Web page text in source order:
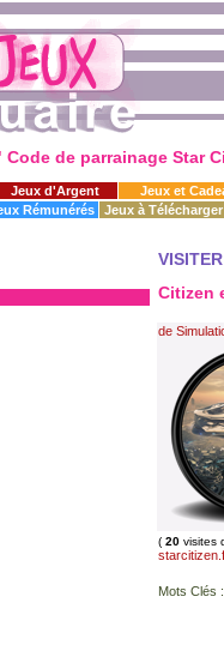
Code de parrainage Star
Jeux d'Argent
Jeux et
Rémunérés Jeux à Télécharger
Citizen
de
( 20 visites
Mots Clés :